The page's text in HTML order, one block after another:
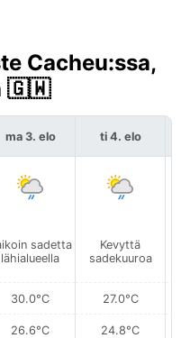
Cacheu:ssa,
🇬🇼
ma 3. elo
sadetta
lähialueella
30.0°C
26.6°C
ti 4. elo
Kevyttä
sadekuuroa
27.0°C
24.8°C